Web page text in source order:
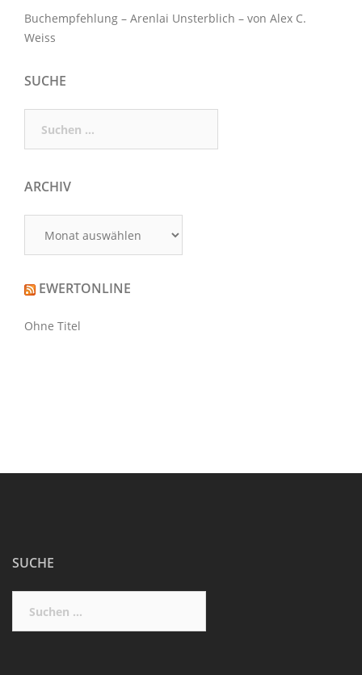
Buchempfehlung – Arenlai Unsterblich – von Alex C.
Weiss
SUCHE
nach:
ARCHIV
EWERTONLINE
Ohne Titel
SUCHE
nach: